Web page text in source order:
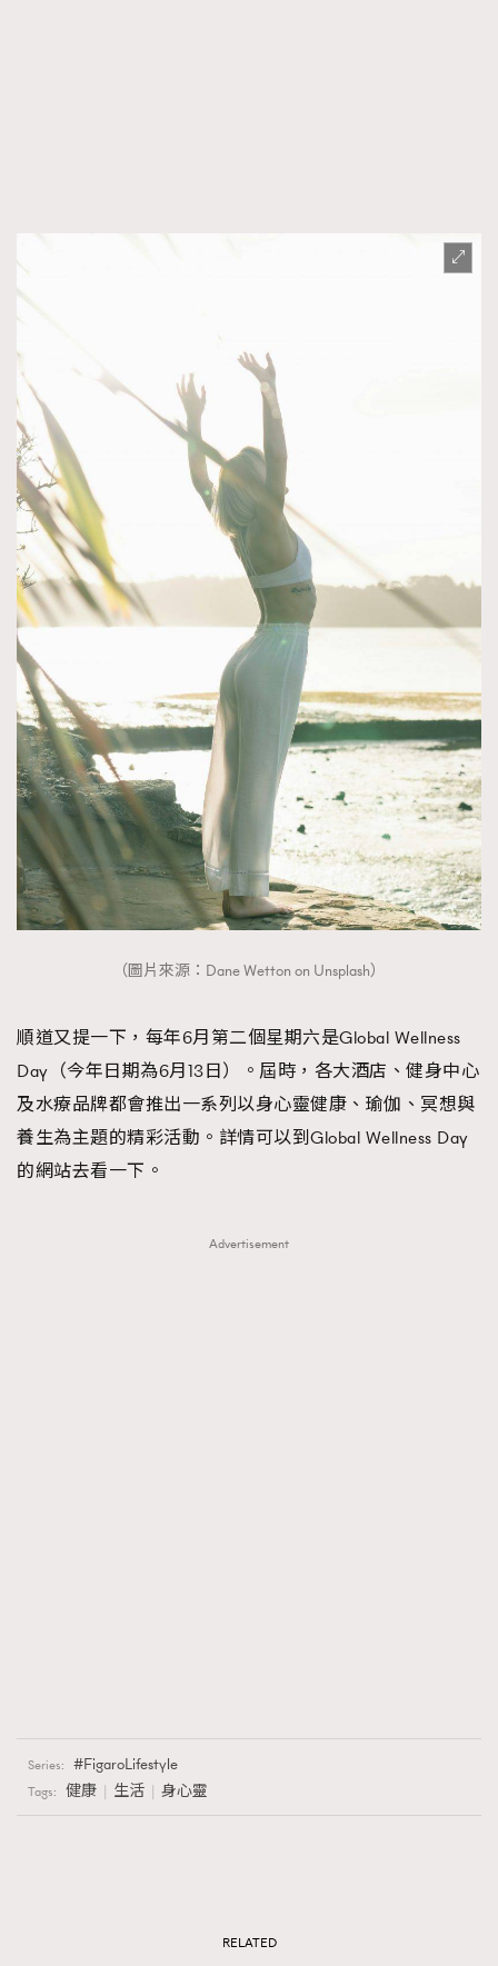
（圖片來源：Dane Wetton on Unsplash）
順道又提一下，每年6月第二個星期六是Global Wellness
Day（今年日期為6月13日）。屆時，各大酒店、健身中心
及水療品牌都會推出一系列以身心靈健康、瑜伽、冥想與
養生為主題的精彩活動。詳情可以到Global Wellness Day
的網站去看一下。
Advertisement
Series: FigaroLifestyle
Tags: 健康 生活 身心靈
RELATED